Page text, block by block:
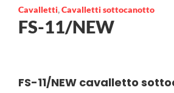
Cavalletti,Cavalletti sottocanotto
FS-11/NEW
FS-11/NEW cavalletto